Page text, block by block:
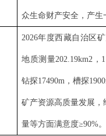
众生命财产安全，产
2026年度西藏自治区
地质测量202.19km2 ， 1
钻探17490m ，槽探
矿产资源高质量发展
量等方面满意度≥90%。